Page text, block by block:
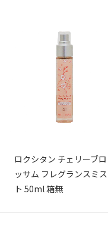
ロクシタン チェリーブロ
ッサム フレグランスミス
ト 50ml 箱無